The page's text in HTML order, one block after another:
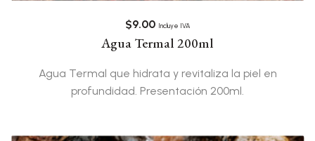
$9.00 Incluye IVA
Agua Termal 200ml
Agua Termal que hidrata y revitaliza la piel en
profundidad. Presentación 200ml.